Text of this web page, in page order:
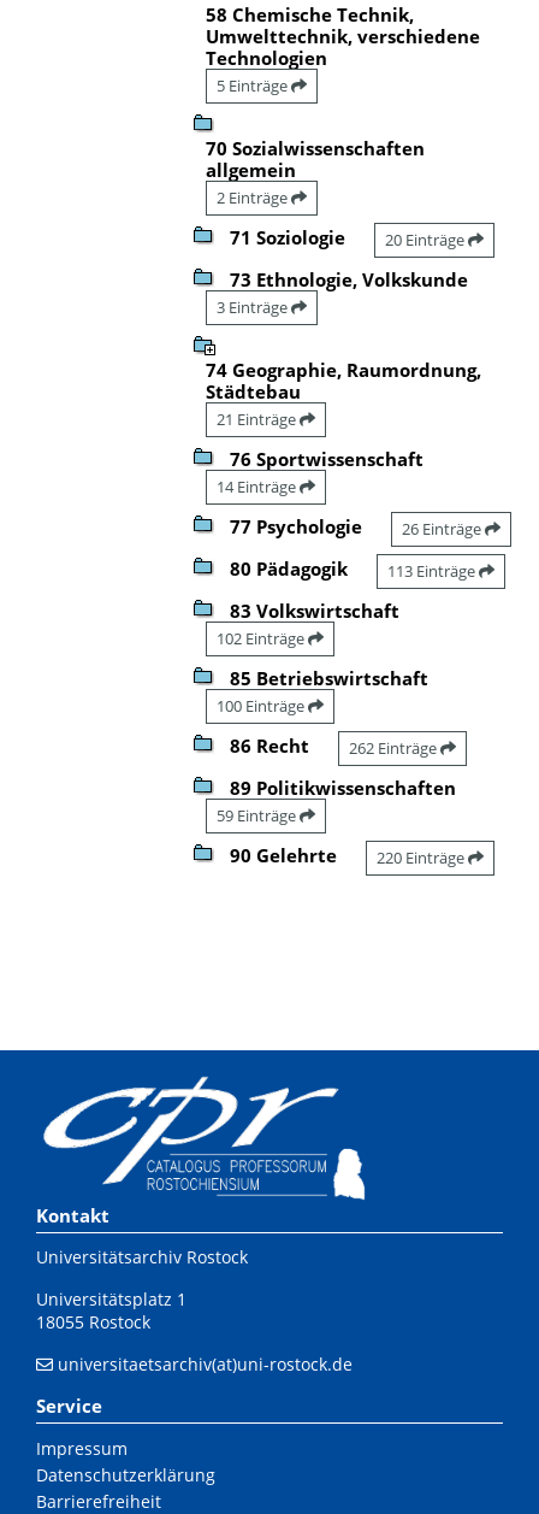
58 Chemische Technik,
Umwelttechnik, verschiedene
Technologien
5 Einträge
70 Sozialwissenschaften
allgemein
2 Einträge
71 Soziologie 20 Einträge
73 Ethnologie, Volkskunde
3 Einträge
74 Geographie, Raumordnung,
Städtebau
21 Einträge
76 Sportwissenschaft
14 Einträge
77 Psychologie 26 Einträge
80 Pädagogik 113 Einträge
83 Volkswirtschaft
102 Einträge
85 Betriebswirtschaft
100 Einträge
86 Recht 262 Einträge
89 Politikwissenschaften
59 Einträge
90 Gelehrte 220 Einträge
Kontakt
Universitätsarchiv Rostock
Universitätsplatz 1
18055 Rostock
universitaetsarchiv(at)uni-rostock.de
Service
Impressum
Datenschutzerklärung
Barrierefreiheit